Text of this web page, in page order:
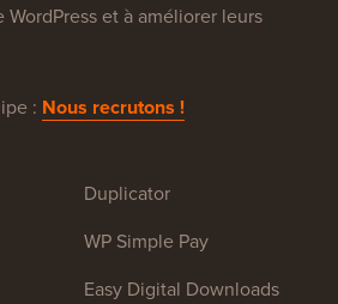
WordPress et à améliorer leurs
: Nous recrutons !
Duplicator
WP Simple Pay
Easy Digital Downloads